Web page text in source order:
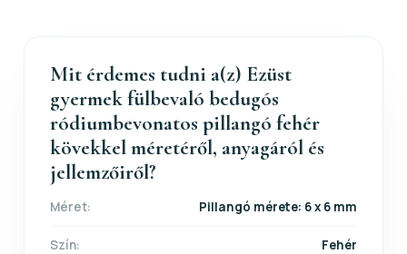
Mit érdemes tudni a(z) Ezüst
gyermek fülbevaló bedugós
ródiumbevonatos pillangó fehér
kövekkel méretéről, anyagáról és
jellemzőiről?
Méret: Pillangó mérete: 6 x 6 mm
Szín: Fehér